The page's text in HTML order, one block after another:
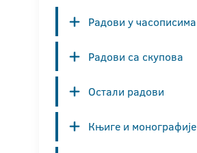
Радови у часописима
Радови са скупова
Остали радови
Књиге и монографије